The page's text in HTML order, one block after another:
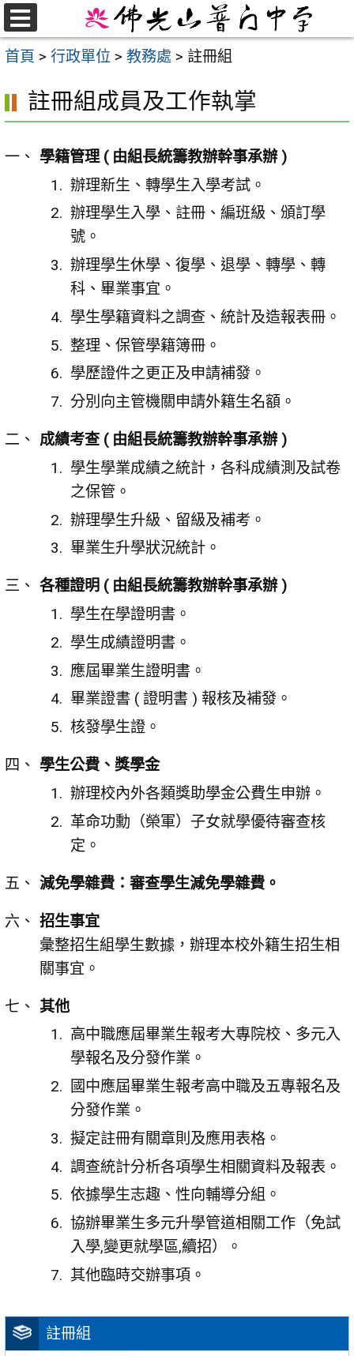
跳
至
主
區
首頁 > 行政單位 > 教務處 > 註冊組
註冊組
註冊組成員及工作執掌
學籍管理 ( 由組長統籌教辦幹事承辦 )
辦理新生、轉學生入學考試。
辦理學生入學、註冊、編班級、頒訂學
號。
辦理學生休學、復學、退學、轉學、轉
科、畢業事宜。
學生學籍資料之調查、統計及造報表冊。
整理、保管學籍簿冊。
學歷證件之更正及申請補發。
分別向主管機關申請外籍生名額。
成績考查 ( 由組長統籌教辦幹事承辦 )
學生學業成績之統計，各科成績測及試卷
之保管。
辦理學生升級、留級及補考。
畢業生升學狀況統計。
各種證明 ( 由組長統籌教辦幹事承辦 )
學生在學證明書。
學生成績證明書。
應屆畢業生證明書。
畢業證書 ( 證明書 ) 報核及補發。
核發學生證。
學生公費、獎學金
辦理校內外各類獎助學金公費生申辦。
革命功勳（榮軍）子女就學優待審查核
定。
減免學雜費：審查學生減免學雜費。
招生事宜
彙整招生組學生數據，辦理本校外籍生招生相
關事宜。
其他
高中職應屆畢業生報考大專院校、多元入
學報名及分發作業。
國中應屆畢業生報考高中職及五專報名及
分發作業。
擬定註冊有關章則及應用表格。
調查統計分析各項學生相關資料及報表。
依據學生志趣、性向輔導分組。
協辦畢業生多元升學管道相關工作（免試
入學,變更就學區,續招）。
其他臨時交辦事項。
選
單